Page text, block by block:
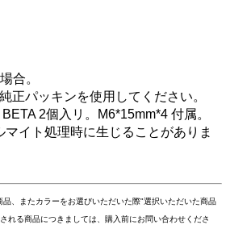
合。
正パッキンを使用してください。
2個入リ。M6*15mm*4 付属。
イト処理時に生じることがありま
品、またカラーをお選びいただいた際"選択いただいた商品
れる商品につきましては、購入前にお問い合わせくださ